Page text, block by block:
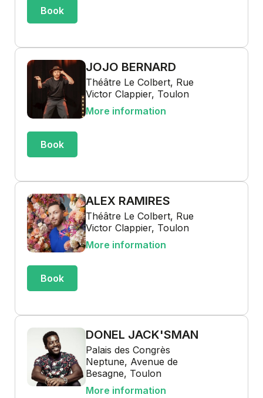
Book
JOJO BERNARD
Théâtre Le Colbert, Rue
Victor Clappier, Toulon
More information
Book
ALEX RAMIRES
Théâtre Le Colbert, Rue
Victor Clappier, Toulon
More information
Book
DONEL JACK'SMAN
Palais des Congrès
Neptune, Avenue de
Besagne, Toulon
More information